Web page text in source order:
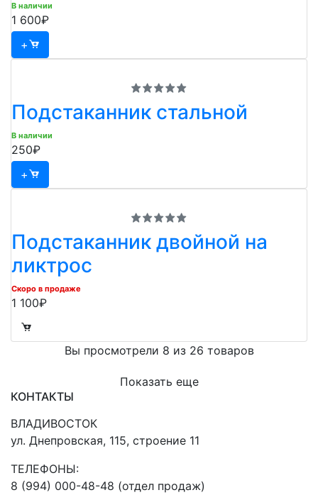
В наличии
1 600₽
+
Подстаканник стальной
В наличии
250₽
+
Подстаканник двойной на
ликтрос
Скоро в продаже
1 100₽
Вы просмотрели 8 из 26 товаров
Показать еще
КОНТАКТЫ
ВЛАДИВОСТОК
ул. Днепровская, 115, строение 11
ТЕЛЕФОНЫ:
8 (994) 000-48-48 (отдел продаж)